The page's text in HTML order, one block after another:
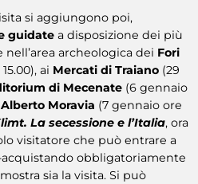
si aggiungono poi,
guidate a disposizione dei più
archeologica dei Fori
ai Mercati di Traiano (29
di Mecenate (6 gennaio
Moravia (7 gennaio ore
La secessione e l’Italia, ora
visitatore che può entrare a
obbligatoriamente
sia la visita. Si può